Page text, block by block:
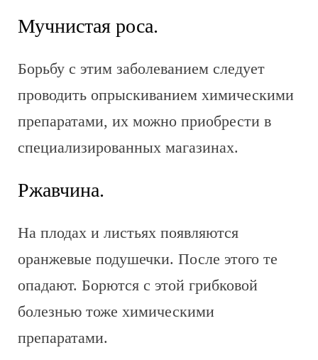
Мучнистая роса.
Борьбу с этим заболеванием следует
проводить опрыскиванием химическими
препаратами, их можно приобрести в
специализированных магазинах.
Ржавчина.
На плодах и листьях появляются
оранжевые подушечки. После этого те
опадают. Борются с этой грибковой
болезнью тоже химическими
препаратами.